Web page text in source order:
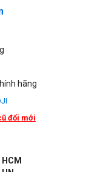
hãng
đổi mới